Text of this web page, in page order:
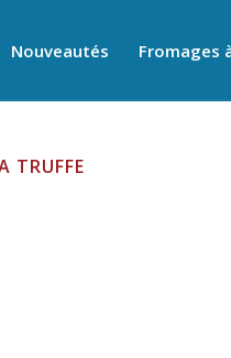
Nouveautés Fromages
TRUFFE